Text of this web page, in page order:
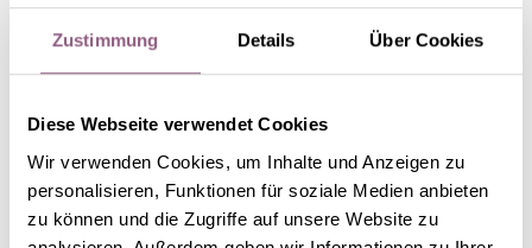
Zustimmung Details Über Cookies
Diese Webseite verwendet Cookies
Wir verwenden Cookies, um Inhalte und Anzeigen zu
personalisieren, Funktionen für soziale Medien anbieten
zu können und die Zugriffe auf unsere Website zu